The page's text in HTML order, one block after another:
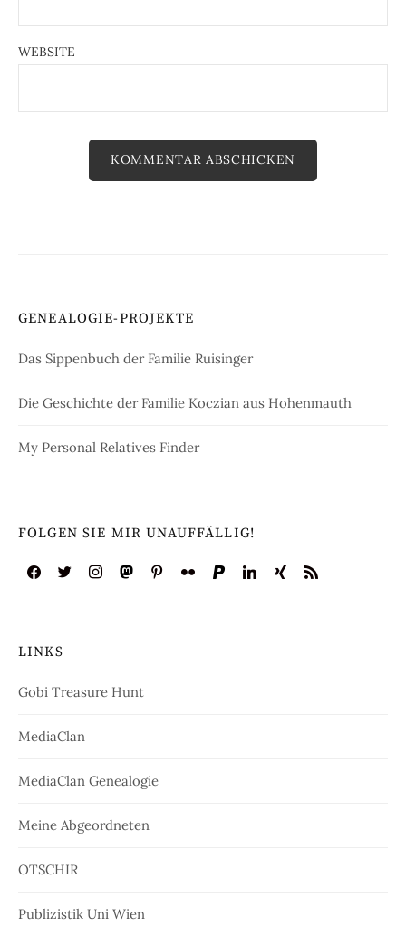
WEBSITE
GENEALOGIE-PROJEKTE
Das Sippenbuch der Familie Ruisinger
Die Geschichte der Familie Koczian aus Hohenmauth
My Personal Relatives Finder
FOLGEN SIE MIR UNAUFFÄLLIG!
LINKS
Gobi Treasure Hunt
MediaClan
MediaClan Genealogie
Meine Abgeordneten
OTSCHIR
Publizistik Uni Wien